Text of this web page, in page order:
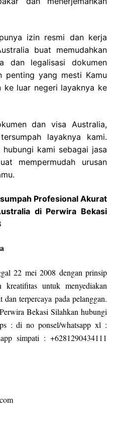
izin resmi dan kerja
buat memudahkan
dan legalisasi dokumen
penting yang mesti Kamu
ke luar negeri layaknya ke
dan visa Australia,
layaknya kami.
kami sebagai jasa
mempermudah urusan
Profesional Akurat
di Perwira Bekasi
22 mei 2008 dengan prinsip
untuk menyediakan
terpercaya pada pelanggan.
Bekasi Silahkan hubungi
: di no ponsel/whatsapp xl :
simpati : +6281290434111